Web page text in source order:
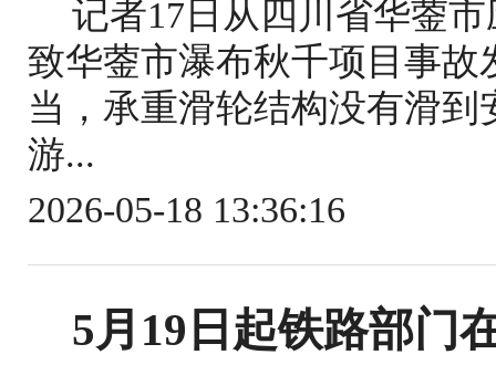
记者17日从四川省华蓥
致华蓥市瀑布秋千项目事
当，承重滑轮结构没有滑
游...
2026-05-18 13:36:16
5月19日起铁路部门